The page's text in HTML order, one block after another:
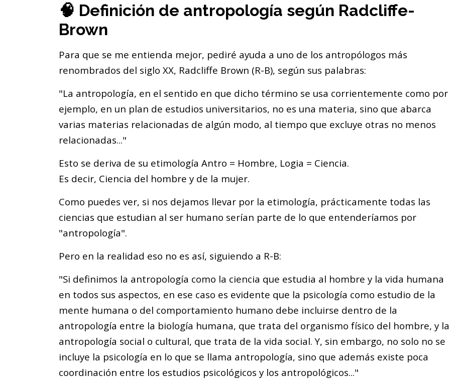
🧠 Definición de antropología según Radcliffe-
Brown
Para que se me entienda mejor, pediré ayuda a uno de los antropólogos más
renombrados del siglo XX, Radcliffe Brown (R-B), según sus palabras:
"La antropología, en el sentido en que dicho término se usa corrientemente como por
ejemplo, en un plan de estudios universitarios, no es una materia, sino que abarca
varias materias relacionadas de algún modo, al tiempo que excluye otras no menos
relacionadas..."
Esto se deriva de su etimología Antro = Hombre, Logia = Ciencia.
Es decir, Ciencia del hombre y de la mujer.
Como puedes ver, si nos dejamos llevar por la etimología, prácticamente todas las
ciencias que estudian al ser humano serían parte de lo que entenderíamos por
"antropología".
Pero en la realidad eso no es así, siguiendo a R-B:
"Si definimos la antropología como la ciencia que estudia al hombre y la vida humana
en todos sus aspectos, en ese caso es evidente que la psicología como estudio de la
mente humana o del comportamiento humano debe incluirse dentro de la
antropología entre la biología humana, que trata del organismo físico del hombre, y la
antropología social o cultural, que trata de la vida social. Y, sin embargo, no solo no se
incluye la psicología en lo que se llama antropología, sino que además existe poca
coordinación entre los estudios psicológicos y los antropológicos..."